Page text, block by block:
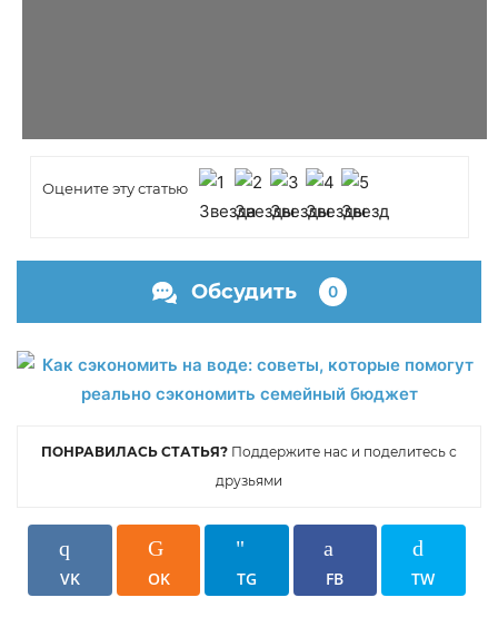
Оцените эту статью
Обсудить 0
ПОНРАВИЛАСЬ СТАТЬЯ? Поддержите нас и поделитесь с
друзьями
VK OK TG FB TW